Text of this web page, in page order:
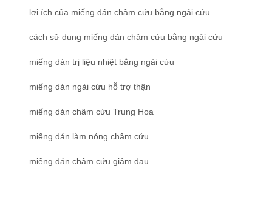
lợi ích của miếng dán châm cứu bằng ngải cứu
cách sử dụng miếng dán châm cứu bằng ngải cứu
miếng dán trị liệu nhiệt bằng ngải cứu
miếng dán ngải cứu hỗ trợ thận
miếng dán châm cứu Trung Hoa
miếng dán làm nóng châm cứu
miếng dán châm cứu giảm đau